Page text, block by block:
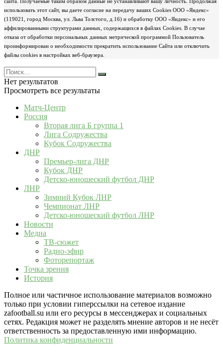
сайта. Получаемые таким образом данные не устанавливают вашу личность. Продолжая
использовать этот сайт, вы даете согласие на передачу ваших Cookies ООО «Яндекс»
(119021, город Москва, ул. Льва Толстого, д.16) и обработку ООО «Яндекс» и его
аффилированными структурами данных, содержащихся в файлах Cookies. В случае
отказа от обработки персональных данных метрической программой Пользователь
проинформирован о необходимости прекратить использование Сайта или отключить
файлы cookies в настройках веб-браузера.
Нет результатов
Просмотреть все результаты
Матч-Центр
Россия
Вторая лига Б группа 1
Лига Содружества
Кубок Содружества
ДНР
Премьер-лига ДНР
Кубок ДНР
Детско-юношеский футбол ДНР
ЛНР
Зимний Кубок ЛНР
Чемпионат ЛНР
Детско-юношеский футбол ЛНР
Новости
Медиа
ТВ-сюжет
Радио-эфир
Фоторепортаж
Точка зрения
История
Полное или частичное использование материалов возможно
только при условии гиперссылки на сетевое издание
zafootball.su или его ресурсы в мессенджерах и социальных
сетях. Редакция может не разделять мнение авторов и не несёт
ответственность за предоставленную ими информацию.
Политика конфиденциальности